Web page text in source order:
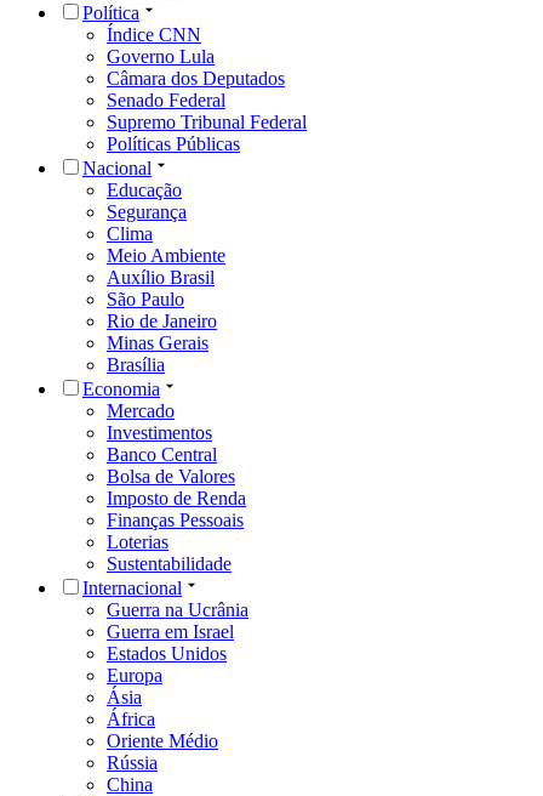
Política
Índice CNN
Governo Lula
Câmara dos Deputados
Senado Federal
Supremo Tribunal Federal
Políticas Públicas
Nacional
Educação
Segurança
Clima
Meio Ambiente
Auxílio Brasil
São Paulo
Rio de Janeiro
Minas Gerais
Brasília
Economia
Mercado
Investimentos
Banco Central
Bolsa de Valores
Imposto de Renda
Finanças Pessoais
Loterias
Sustentabilidade
Internacional
Guerra na Ucrânia
Guerra em Israel
Estados Unidos
Europa
Ásia
África
Oriente Médio
Rússia
China